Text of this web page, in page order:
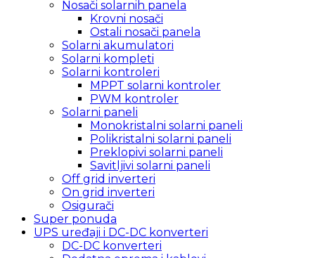
Nosači solarnih panela
Krovni nosači
Ostali nosači panela
Solarni akumulatori
Solarni kompleti
Solarni kontroleri
MPPT solarni kontroler
PWM kontroler
Solarni paneli
Monokristalni solarni paneli
Polikristalni solarni paneli
Preklopivi solarni paneli
Savitljivi solarni paneli
Off grid inverteri
On grid inverteri
Osigurači
Super ponuda
UPS uređaji i DC-DC konverteri
DC-DC konverteri